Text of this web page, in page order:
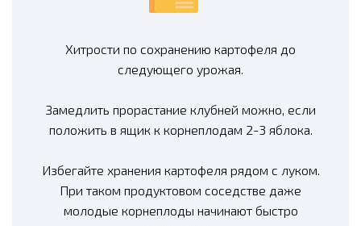
Хитрости по сохранению картофеля до
следующего урожая.
Замедлить прорастание клубней можно, если
положить в ящик к корнеплодам 2-3 яблока.
Избегайте хранения картофеля рядом с луком.
При таком продуктовом соседстве даже
молодые корнеплоды начинают быстро